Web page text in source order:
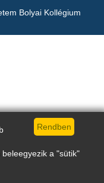
a "sütik"
Bolyai Kollégium